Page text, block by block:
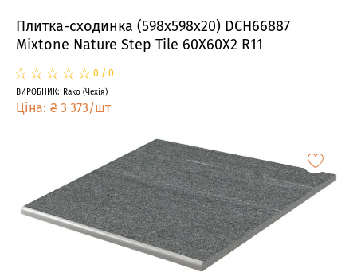
Плитка-сходинка (598x598x20) DCH66887
Mixtone Nature Step Tile 60X60X2 R11
☆
★☆
★☆
★☆
★☆
★ 0 / 0
ВИРОБНИК: Rako (Чехія)
Ціна: ₴ 3 373/шт